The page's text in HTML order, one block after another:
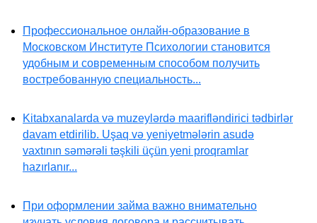
Профессиональное онлайн-образование в
Московском Институте Психологии становится
удобным и современным способом получить
востребованную специальность...
Kitabxanalarda və muzeylərdə maarifləndirici tədbirlər
davam etdirilib. Uşaq və yeniyetmələrin asudə
vaxtının səmərəli təşkili üçün yeni proqramlar
hazırlanır...
При оформлении займа важно внимательно